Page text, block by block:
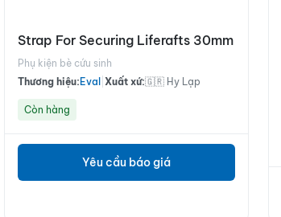
Strap For Securing Liferafts 30mm
Phụ kiện bè cứu sinh
Thương hiệu: Eval Xuất xứ:🇬🇷 Hy Lạp
Còn hàng
Yêu cầu báo giá